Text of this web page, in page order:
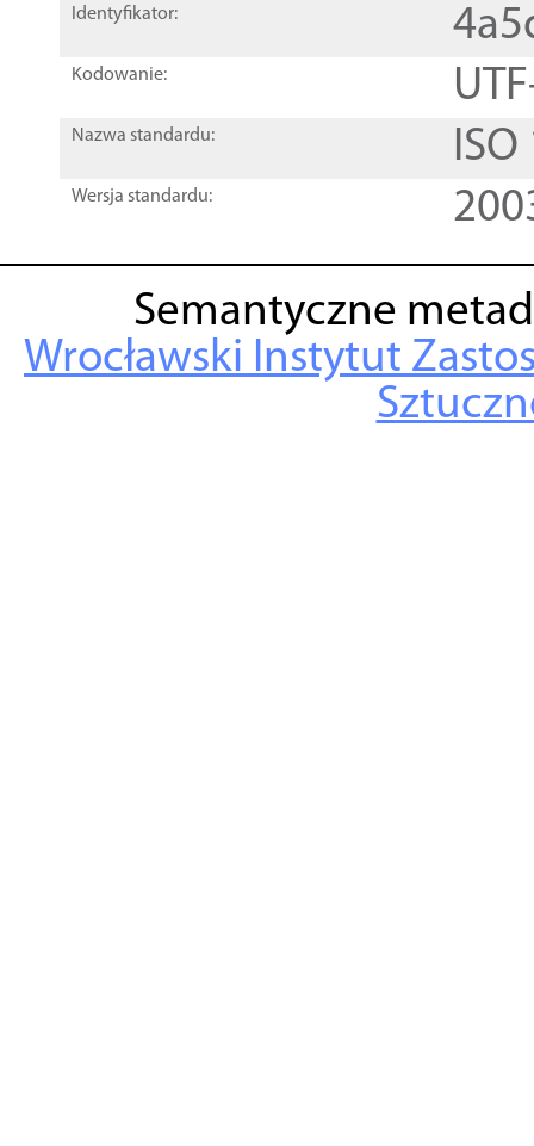
Identyfikator:
Kodowanie:
Nazwa standardu:
Wersja standardu:
Semantyczne
Wrocławski Instytut